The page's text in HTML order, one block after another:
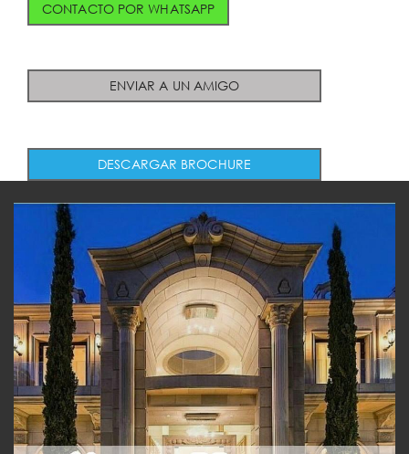
CONTACTO POR WHATSAPP
ENVIAR A UN AMIGO
DESCARGAR BROCHURE